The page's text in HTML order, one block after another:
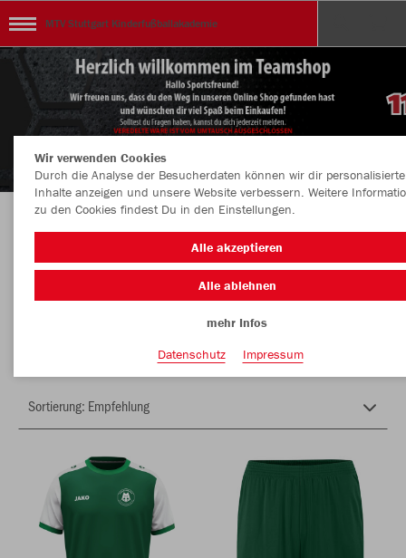
MTV Stuttgart Kinderfußballakademie
Herzlich Willkommen im Teamshop MTV
Stuttgart Kinderfußballakademie
Wir verwenden Cookies
Durch die Analyse der Besucherdaten können wir dir personalisierte
Inhalte anzeigen und unsere Website verbessern. Weitere
zu den Cookies findest Du in den Einstellungen.
Alle akzeptieren
Alle ablehnen
mehr Infos
Datenschutz
Impressum